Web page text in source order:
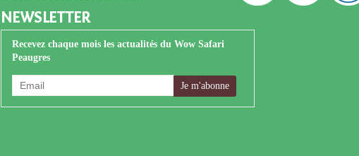
NEWSLETTER
Recevez chaque mois les actualités du Wow Safari
Peaugres